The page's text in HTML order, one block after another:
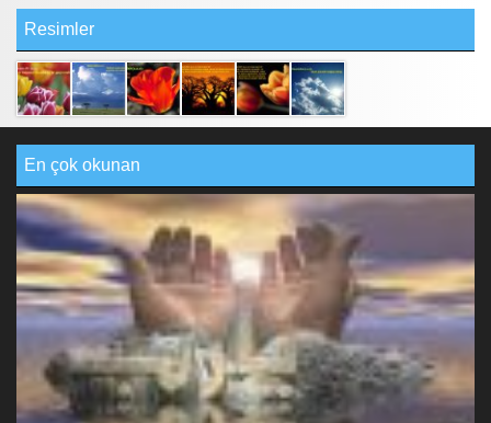
Resimler
En çok okunan